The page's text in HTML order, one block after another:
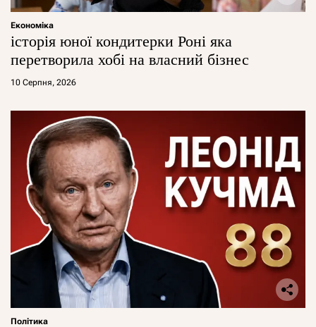
Економіка
історія юної кондитерки Роні яка
перетворила хобі на власний бізнес
10 Серпня, 2026
Політика